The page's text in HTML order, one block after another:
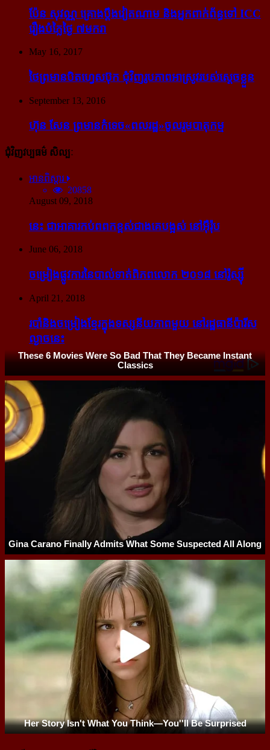
ប៉ែន សុវណ្ណ គ្រោង​ប្តឹង​វៀតណាម និង​អ្នក​ពាក់​ព័ន្ធ​ទៅ ICC
រឿង​បំភ្លៃ​ថ្ងៃ ៧​មករា
May 16, 2017
ថៃ​ព្រមាន​បិត​ហ្វេសប៊ុក ជុំ​វិញ​រូបភាព​អាស្រូវ​របស់​ស្ដេច​ខ្លួន
September 13, 2016
ហ៊ុន សែន ព្រមាន​កំទេច​«ពលរដ្ឋ»​ចូលរួម​បាតុកម្ម
ជុំវិញវប្បធម៌ សិល្បៈ
អានពិស្ដារ
20858
August 09, 2018
នេះ ជា​អាគារ​កប់​ពពក​ខ្ពស់​ជាង​គេ​បង្អស់ នៅ​អ៊ឺរ៉ុប
June 06, 2018
ចម្រៀង​ផ្លូវការ​នៃ​បាល់ទាត់​ពិភពលោក ២០១៨ នៅ​រ៉ូស្ស៊ី
April 21, 2018
របាំ​និង​ចម្រៀង​ខ្មែរ​ក្នុង​ទស្សនីយភាព​មួយ នៅ​រដ្ឋធានី​ប៉ារីស​
ល្ងាច​នេះ